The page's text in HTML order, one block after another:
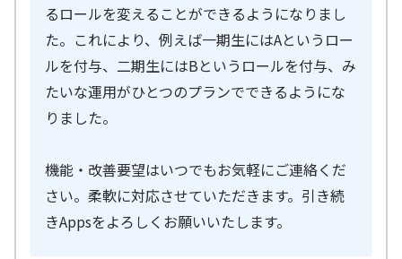
るロールを変えることができるようになりまし
た。これにより、例えば一期生にはAというロー
ルを付与、二期生にはBというロールを付与、み
たいな運用がひとつのプランでできるようにな
りました。
機能・改善要望はいつでもお気軽にご連絡くだ
さい。柔軟に対応させていただきます。引き続
きAppsをよろしくお願いいたします。